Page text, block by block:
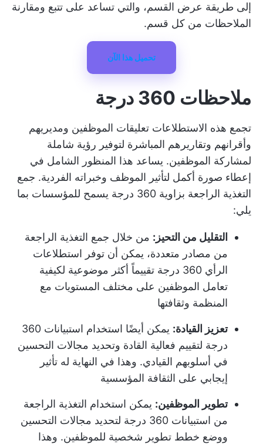
إلى طريقة عرض القسم، والتي تساعد على تتبع ومقارنة
الملاحظات من كل قسم.
تحميل هذا الآن
ملاحظات 360 درجة
تجمع هذه الاستطلاعات تعليقات الموظفين ومديريهم
وأقرانهم وتقاريرهم المباشرة لتوفير رؤية شاملة
لمشاركة الموظفين. يساعد هذا المنظور الشامل في
إعطاء صورة أكمل لتأثير الموظف وخبراته الفردية. جمع
التغذية الراجعة بزاوية 360 درجة
يسمح للمؤسسات بما
يلي:
التقليل من التحيز: من خلال جمع التغذية الراجعة
من مصادر متعددة، يمكن أن توفر استطلاعات
الرأي 360 درجة تقييماً أكثر موضوعية لكيفية
تعامل الموظفين على مختلف المستويات مع
المنظمة وثقافتها
تعزيز القيادة:
يمكن أيضًا استخدام استبيانات 360
درجة لتقييم فعالية القادة وتحديد مجالات التحسين
في أسلوبهم القيادي. وهذا في النهاية له تأثير
إيجابي على الثقافة المؤسسية
تطوير الموظفين: يمكن استخدام التغذية الراجعة
من استبيانات 360 درجة لتحديد مجالات التحسين
ووضع خطط تطوير شخصية للموظفين. وهذا